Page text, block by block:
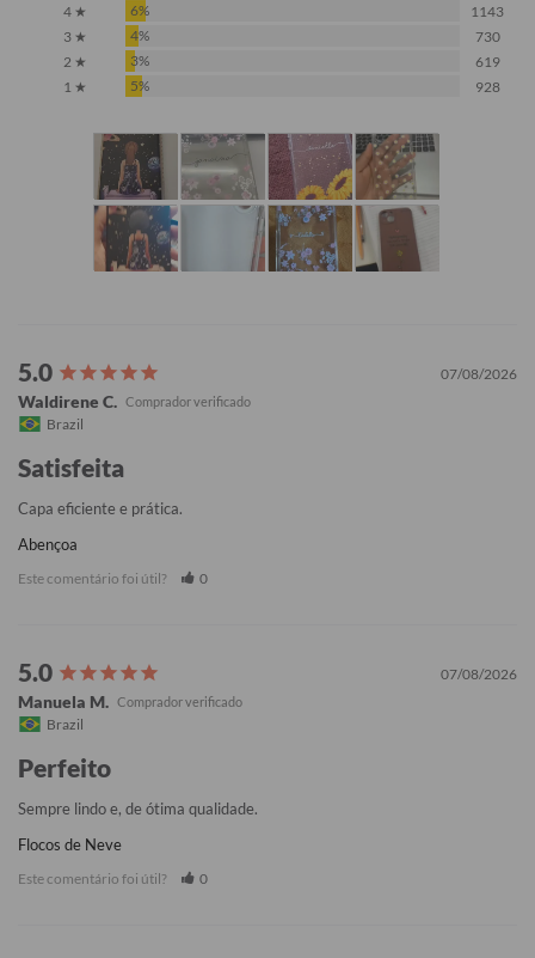
4 ★
6%
1143
3 ★
4%
730
2 ★
3%
619
1 ★
5% 928
07/08/2026
Waldirene C.
Brazil
Satisfeita
Capa eficiente e prática.
Abençoa
Este comentário foi útil? 0
07/08/2026
Manuela M.
Brazil
Perfeito
Sempre lindo e, de ótima qualidade.
Flocos de Neve
Este comentário foi útil? 0